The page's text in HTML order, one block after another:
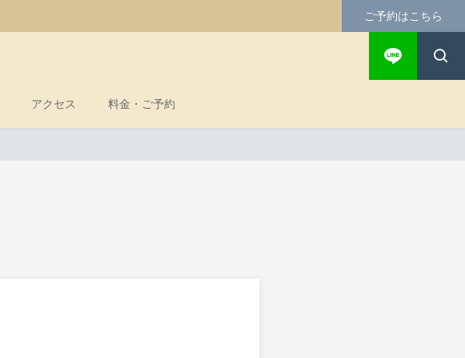
ご予約はこちら
アクセス 料金・ご予約